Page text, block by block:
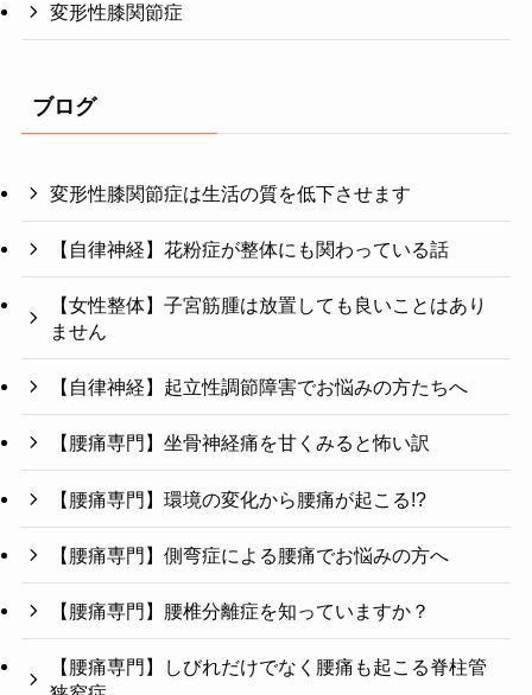
変形性膝関節症
ブログ
変形性膝関節症は生活の質を低下させます
【自律神経】花粉症が整体にも関わっている話
【女性整体】子宮筋腫は放置しても良いことはあり
ません
【自律神経】起立性調節障害でお悩みの方たちへ
【腰痛専門】坐骨神経痛を甘くみると怖い訳
【腰痛専門】環境の変化から腰痛が起こる!?
【腰痛専門】側弯症による腰痛でお悩みの方へ
【腰痛専門】腰椎分離症を知っていますか？
【腰痛専門】しびれだけでなく腰痛も起こる脊柱管